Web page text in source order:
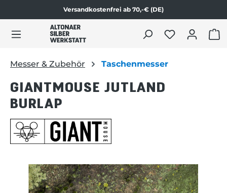
Zum Produktinhalt springen
Versandkostenfrei ab 70,-€ (DE)
Messer & Zubehör Taschenmesser
GIANTMOUSE JUTLAND
BURLAP
Bildergalerie überspringen